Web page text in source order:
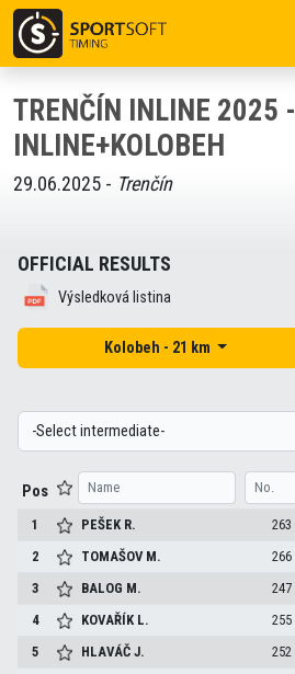
TRENČÍN INLINE 2025 -
INLINE+KOLOBEH
29.06.2025 - Trenčín
OFFICIAL RESULTS
Výsledková listina
Kolobeh - 21 km
Pos
1 PEŠEK R. 263
2
TOMAŠOV M. 266
3
BALOG M. 247
4
KOVAŘÍK L. 255
5
HLAVÁČJ. 252